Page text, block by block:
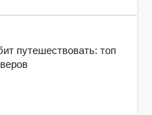
путешествовать: топ